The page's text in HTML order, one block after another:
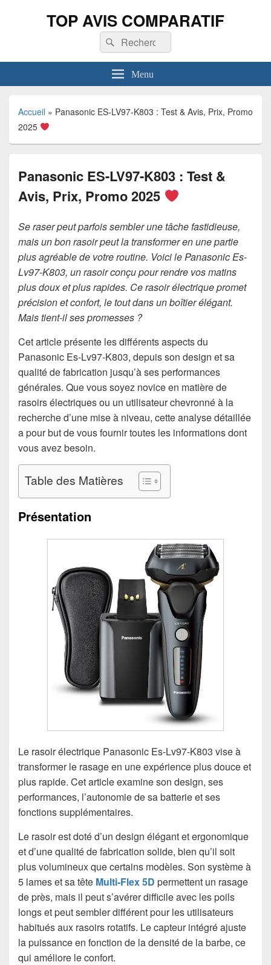
TOP AVIS COMPARATIF
Recherche :
Rechercher
Menu
Accueil » Panasonic ES-LV97-K803 : Test & Avis, Prix, Promo
2025
Panasonic ES-LV97-K803 : Test &
Avis, Prix, Promo 2025
Se raser peut parfois sembler une tâche fastidieuse,
mais un bon rasoir peut la transformer en une partie
plus agréable de votre routine. Voici le Panasonic Es-
Lv97-K803, un rasoir conçu pour rendre vos matins
plus doux et plus rapides. Ce rasoir électrique promet
précision et confort, le tout dans un boîtier élégant.
Mais tient-il ses promesses ?
Cet article présente les différents aspects du
Panasonic Es-Lv97-K803, depuis son design et sa
qualité de fabrication jusqu’à ses performances
générales. Que vous soyez novice en matière de
rasoirs électriques ou un utilisateur chevronné à la
recherche d’une mise à niveau, cette analyse détaillée
a pour but de vous fournir toutes les informations dont
vous avez besoin.
Table des Matières
Présentation
Le rasoir électrique Panasonic Es-Lv97-K803 vise à
transformer le rasage en une expérience plus douce et
plus rapide. Cet article examine son design, ses
performances, l’autonomie de sa batterie et ses
fonctions supplémentaires.
Le rasoir est doté d’un design élégant et ergonomique
et d’une qualité de fabrication solide, bien qu’il soit
plus volumineux que certains modèles. Son système à
5 lames et sa tête Multi-Flex 5D permettent un rasage
de près, mais il peut s’avérer difficile avec les poils
longs et peut sembler différent pour les utilisateurs
habitués aux rasoirs rotatifs. Le capteur intégré ajuste
la puissance en fonction de la densité de la barbe, ce
qui améliore le confort.